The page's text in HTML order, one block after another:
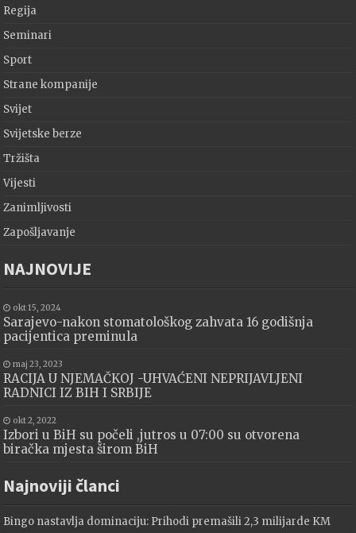
Regija
Seminari
Sport
Strane kompanije
Svijet
Svijetske berze
Tržišta
Vijesti
Zanimljivosti
Zapošljavanje
NAJNOVIJE
okt 15, 2024
Sarajevo-nakon stomatološkog zahvata 16 godišnja
pacijentica preminula
maj 23, 2023
RACIJA U NJEMAČKOJ -UHVAĆENI NEPRIJAVLJENI
RADNICI IZ BIH I SRBIJE
okt 2, 2022
Izbori u BiH su počeli ,jutros u 07:00 su otvorena
biračka mjesta širom BiH
Najnoviji članci
Bingo nastavlja dominaciju: Prihodi premašili 2,3 milijarde KM